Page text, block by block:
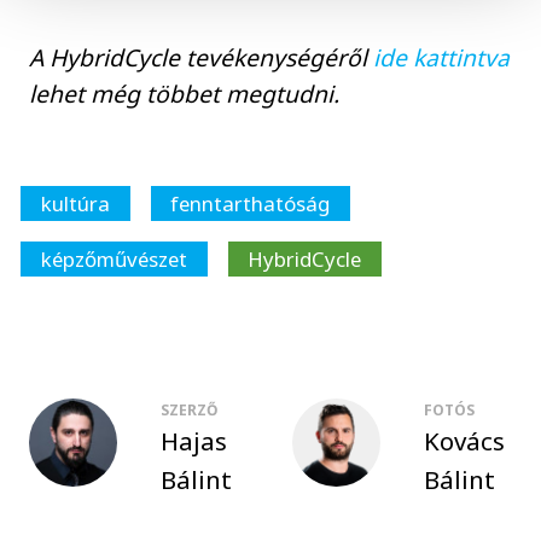
A HybridCycle tevékenységérőlide kattintva
lehet még többet megtudni.
kultúra
fenntarthatóság
képzőművészet
HybridCycle
SZERZŐ
Hajas
Bálint
FOTÓS
Kovács
Bálint